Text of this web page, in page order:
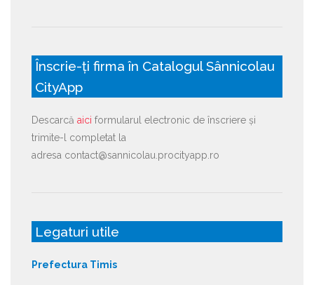
Înscrie-ți firma în Catalogul Sânnicolau
CityApp
Descarcă aici formularul electronic de înscriere și
trimite-l completat la
adresa contact@sannicolau.procityapp.ro
Legaturi utile
Prefectura Timis